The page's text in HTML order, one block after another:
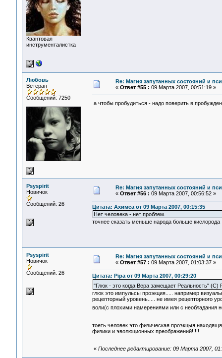
Квантовая
инструменталистка
Любовь
Ветеран
Сообщений: 7250
Re: Магия запутанных состояний и
« Ответ #55 : 09 Марта 2007, 00:51:19 »
а чтобы пробудиться - надо поверить в
Psyspirit
Новичок
Сообщений: 26
Re: Магия запутанных состояний и
« Ответ #56 : 09 Марта 2007, 00:56:52 »
Цитата: Ахимса от 09 Марта 2007, 00:15:35
Нет человека - нет проблем.
точнее сказать меньше народа больше кислорода
Psyspirit
Новичок
Сообщений: 26
Re: Магия запутанных состояний и
« Ответ #57 : 09 Марта 2007, 01:03:37 »
Цитата: Pipa от 09 Марта 2007, 00:29:20
"Глюк - это когда Вера замещает Реальность" (С)
глюк это импульсы проэкция..... например
рецепторный уровень..... не имея рецепторного
воли(с плохими намерениями или с
тоеть человек это физическая проэкцыя
физики и эволюционных преображений!!!!!
« Последнее редактирование: 09 Марта 2007,